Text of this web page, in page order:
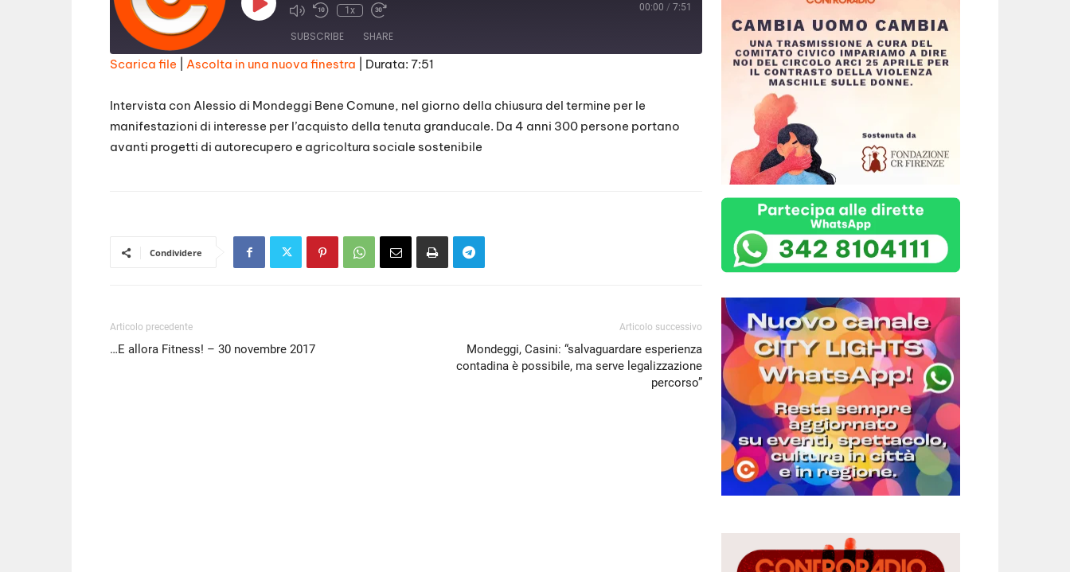
Play
Episode
1x 00:00 / 7:51
SUBSCRIBE SHARE
RSS FEED
LINK
EMBED
Scarica file Ascolta in una nuova finestra Durata: 7:51
Intervista con Alessio di Mondeggi Bene Comune, nel giorno della chiusura del termine per le
manifestazioni di interesse per l’acquisto della tenuta granducale. Da 4 anni 300 persone portano
avanti progetti di autorecupero e agricoltura sociale sostenibile
Condividere
Articolo precedente
…E allora Fitness! – 30 novembre 2017
Articolo successivo
Mondeggi, Casini: “salvaguardare esperienza
contadina è possibile, ma serve legalizzazione
percorso”